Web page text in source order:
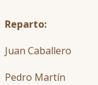
Reparto:
Juan Caballero
Pedro Martín